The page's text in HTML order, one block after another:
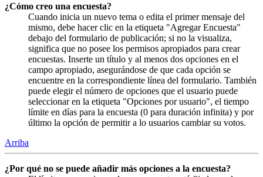
¿Cómo creo una encuesta?
Cuando inicia un nuevo tema o edita el primer mensaje del
mismo, debe hacer clic en la etiqueta "Agregar Encuesta"
debajo del formulario de publicación; si no la visualiza,
significa que no posee los permisos apropiados para crear
encuestas. Inserte un título y al menos dos opciones en el
campo apropiado, asegurándose de que cada opción se
encuentre en la correspondiente línea del formulario. También
puede elegir el número de opciones que el usuario puede
seleccionar en la etiqueta "Opciones por usuario", el tiempo
límite en días para la encuesta (0 para duración infinita) y por
último la opción de permitir a lo usuarios cambiar su votos.
Arriba
¿Por qué no se puede añadir más opciones a la encuesta?